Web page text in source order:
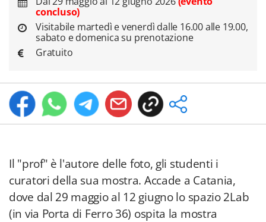
concluso)
Visitabile martedì e venerdì dalle 16.00 alle 19.00,
sabato e domenica su prenotazione
Gratuito
Il "prof" è l'autore delle foto, gli studenti i
curatori della sua mostra. Accade a Catania,
dove dal 29 maggio al 12 giugno lo spazio 2Lab
(in via Porta di Ferro 36) ospita la mostra